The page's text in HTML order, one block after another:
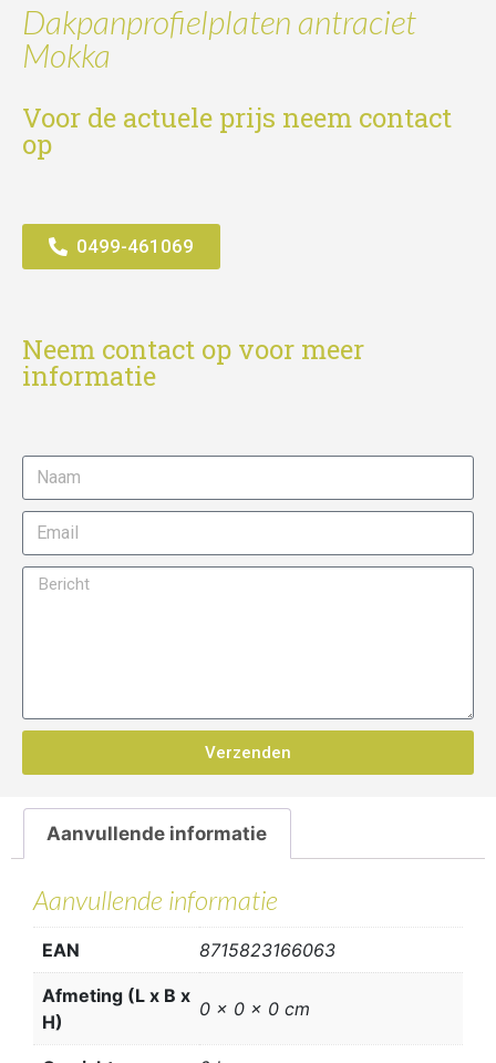
Dakpanprofielplaten antraciet
Mokka
Voor de actuele prijs neem contact
op
0499-461069
Neem contact op voor meer
informatie
Verzenden
Aanvullende informatie
Aanvullende informatie
EAN 8715823166063
Afmeting (L x B x
H)
0 x 0 x 0 cm